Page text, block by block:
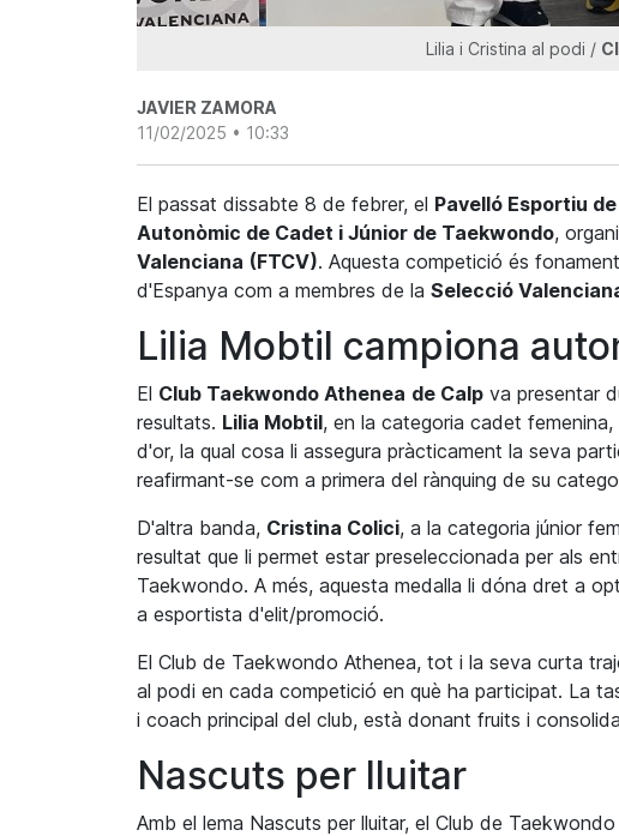
Lilia i Cristina al podi /
JAVIER ZAMORA
11/02/2025 • 10:33
El passat dissabte 8 de febrer, el Pavelló Esportiu
Autonòmic de Cadet i Júnior de Taekwondo,
Valenciana (FTCV). Aquesta competició és
d'Espanya com a membres de la Selecció
Lilia Mobtil campiona
El Club Taekwondo Athenea de Calp va presentar
resultats. Lilia Mobtil, en la categoria cadet
d'or, la qual cosa li assegura pràcticament la seva
reafirmant-se com a primera del rànquing de su
D'altra banda, Cristina Colici, a la categoria júnior
resultat que li permet estar preseleccionada per als
Taekwondo. A més, aquesta medalla li dóna dret a
a esportista d'elit/promoció.
El Club de Taekwondo Athenea, tot i la seva curta
al podi en cada competició en què ha participat. La
i coach principal del club, està donant fruits i
Nascuts per lluitar
Amb el lema Nascuts per lluitar, el Club de Taekwondo